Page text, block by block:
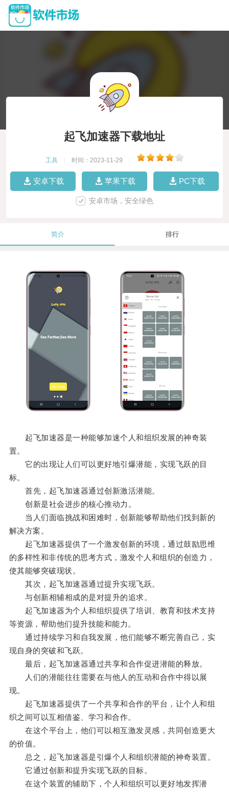
起飞加速器下载地址
工具 时间：2023-11-29
安卓下载 苹果下载 PC下载
安卓市场，安全绿色
简介 排行
起飞加速器是一种能够加速个人和组织发展的神奇装
置。
它的出现让人们可以更好地引爆潜能，实现飞跃的目
标。
首先，起飞加速器通过创新激活潜能。
创新是社会进步的核心推动力。
当人们面临挑战和困难时，创新能够帮助他们找到新的
解决方案。
起飞加速器提供了一个激发创新的环境，通过鼓励思维
的多样性和非传统的思考方式，激发个人和组织的创造力，
使其能够突破现状。
其次，起飞加速器通过提升实现飞跃。
与创新相辅相成的是对提升的追求。
起飞加速器为个人和组织提供了培训、教育和技术支持
等资源，帮助他们提升技能和能力。
通过持续学习和自我发展，他们能够不断完善自己，实
现自身的突破和飞跃。
最后，起飞加速器通过共享和合作促进潜能的释放。
人们的潜能往往需要在与他人的互动和合作中得以展
现。
起飞加速器提供了一个共享和合作的平台，让个人和组
织之间可以互相借鉴、学习和合作。
在这个平台上，他们可以相互激发灵感，共同创造更大
的价值。
总之，起飞加速器是引爆个人和组织潜能的神奇装置。
它通过创新和提升实现飞跃的目标。
在这个装置的辅助下，个人和组织可以更好地发挥潜